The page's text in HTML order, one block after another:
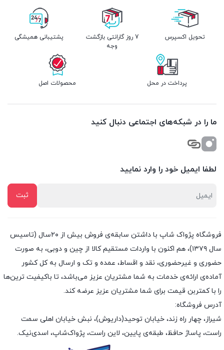
تحویل اکسپرس
7 روز گارانتی بازگشت
وجه
پشتیبانی همیشگی
پرداخت در محل محصولات اصل
ما را در شبکه‌های اجتماعی دنبال کنید
لطفا ایمیل خود را وارد نمایید
فروشگاه پژواک شاپ با داشتن سابقه‌ی فروش بیش از ۲۰سال (تاسیس
سال ۱۳۷۹)، هم اکنون با واردات مستقیم کالا از چین و دوبی، به صورت
حضوری و غیرحضوری، نقد و اقساط، عمده و تک و ارسال به کل کشور
آماده‌ی ارائه‌ی خدمات به شما مشتریان عزیز می‌باشد، تا باکیفیت ترین‌ها
را با کمتربن قیمت برای شما مشتریان عزیز عرضه کند.
آدرس فروشگاه:
شیراز، چهار راه زند، خیابان توحید(داریوش)، نبش خیابان اهلی سمت
راست، پاساژ حافظ، طبقه‌ی پایین، لاین راست، پژواک‌شاپ، اسدی‌نیک.